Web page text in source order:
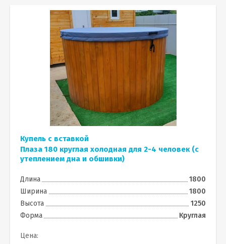
Купель с вставкой
Плаза 180 круглая холодная для 2-4 человек (с
утеплением дна и обшивки)
Длина
1800
Ширина
1800
Высота
1250
Форма
Круглая
Цена: